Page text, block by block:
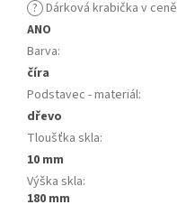
? Dárková krabička v ceně
ANO
Barva:
číra
Podstavec - materiál:
dřevo
Tloušťka skla:
10 mm
Výška skla:
180 mm